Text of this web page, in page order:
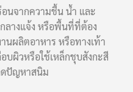
นจากความชื้น น้ำ และ
ลางแจ้ง หรือพื้นที่ที่ต้อง
นผลิตอาหาร หรือทางเท้า
บผิวหรือใช้เหล็กชุบสังกะสี
ดปัญหาสนิม